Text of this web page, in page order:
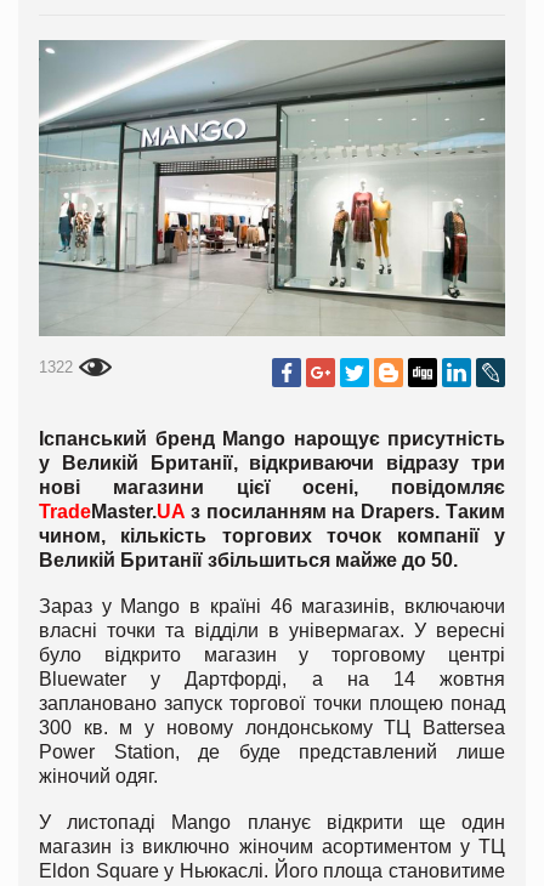
1322
Іспанський бренд Mango нарощує присутність
у Великій Британії, відкриваючи відразу три
нові магазини цієї осені, повідомляє
TradeMaster.UA з посиланням на Drapers. Таким
чином, кількість торгових точок компанії у
Великій Британії збільшиться майже до 50.
Зараз у Mango в країні 46 магазинів, включаючи
власні точки та відділи в універмагах. У вересні
було відкрито магазин у торговому центрі
Bluewater у Дартфорді, а на 14 жовтня
заплановано запуск торгової точки площею понад
300 кв. м у новому лондонському ТЦ Battersea
Power Station, де буде представлений лише
жіночий одяг.
У листопаді Mango планує відкрити ще один
магазин із виключно жіночим асортиментом у ТЦ
Eldon Square у Ньюкаслі. Його площа становитиме